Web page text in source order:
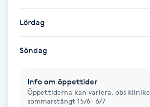
Klippning
Klippning & Slingor
Koppningsmassage
Lördag
Söndag
Info om öppettider
Öppettiderna kan variera. obs
sommarstängt 15/6- 6/7